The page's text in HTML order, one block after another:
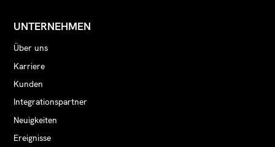
UNTERNEHMEN
Über uns
Karriere
Kunden
Integrationspartner
Neuigkeiten
Ereignisse